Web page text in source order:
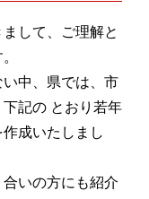
して、ご理解と
中、県では、市
記の とおり若年
成いたしまし
いの方にも紹介